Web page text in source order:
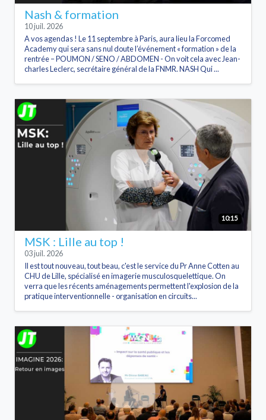
Nash & formation
10 juil. 2026
A vos agendas ! Le 11 septembre à Paris, aura lieu la Forcomed
Academy qui sera sans nul doute l’événement « formation » de la
rentrée – POUMON / SENO / ABDOMEN - On voit cela avec Jean-
charles Leclerc, secrétaire général de la FNMR. NASH Qui ...
10:15
MSK : Lille au top !
03 juil. 2026
Il est tout nouveau, tout beau, c'est le service du Pr Anne Cotten au
CHU de Lille, spécialisé en imagerie musculosquelettique. On
verra que les récents aménagements permettent l'explosion de la
pratique interventionnelle - organisation en circuits...